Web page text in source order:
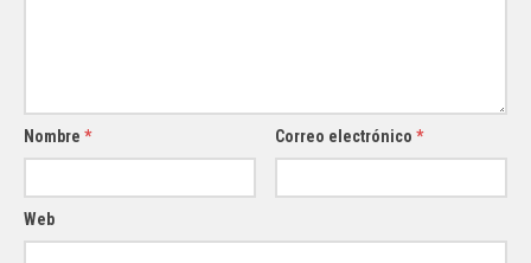
Nombre * Correo electrónico*
Web